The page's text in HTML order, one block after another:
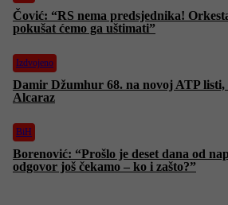
Čović: “RS nema predsjednika!
pokušat ćemo ga uštimati”
Izdvojeno
Damir Džumhur 68. na novoj ATP
Alcaraz
BiH
Borenović: “Prošlo je deset dana od
odgovor još čekamo – ko i zašto?”